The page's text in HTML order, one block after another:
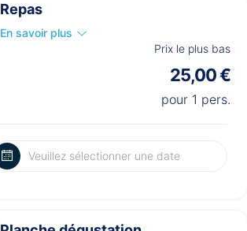
Repas
En savoir plus
Prix le plus bas
25,00 €
pour 1 pers.